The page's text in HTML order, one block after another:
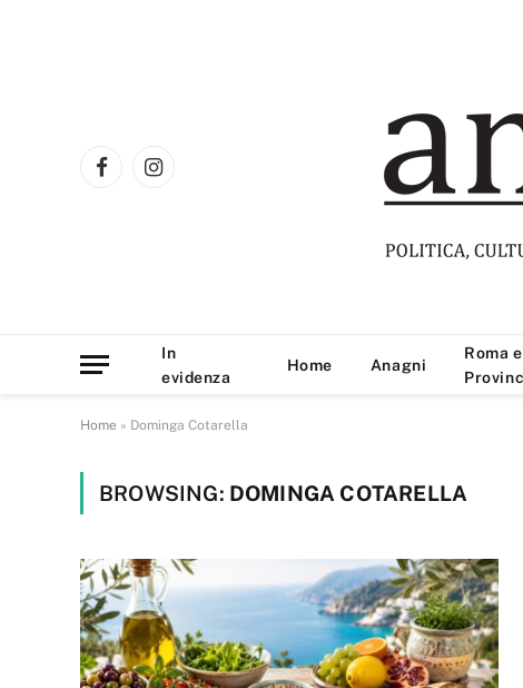
FacebookInstagram
In
evidenza
Home Anagni
Roma e
Home » Dominga Cotarella
BROWSING: DOMINGA COTARELLA